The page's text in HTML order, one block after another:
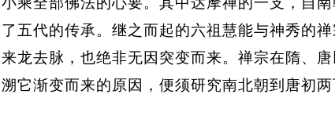
五代的传承。继之而起的六祖慧能与神秀的
龙去脉，也绝非无因突变而来。禅宗在隋、
它渐变而来的原因，便须研究南北朝到唐初